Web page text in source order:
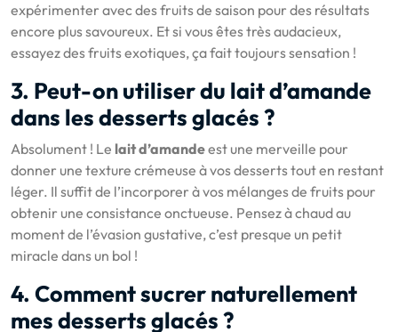
expérimenter avec des fruits de saison pour des résultats
encore plus savoureux. Et si vous êtes très audacieux,
essayez des fruits exotiques, ça fait toujours sensation !
3. Peut-on utiliser du lait d’amande
dans les desserts glacés ?
Absolument ! Le lait d’amandeest une merveille pour
donner une texture crémeuse à vos desserts tout en restant
léger. Il suffit de l’incorporer à vos mélanges de fruits pour
obtenir une consistance onctueuse. Pensez à chaud au
moment de l’évasion gustative, c’est presque un petit
miracle dans un bol !
4. Comment sucrer naturellement
mes desserts glacés ?